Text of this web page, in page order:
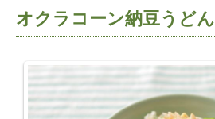
オクラコーン納豆うどん